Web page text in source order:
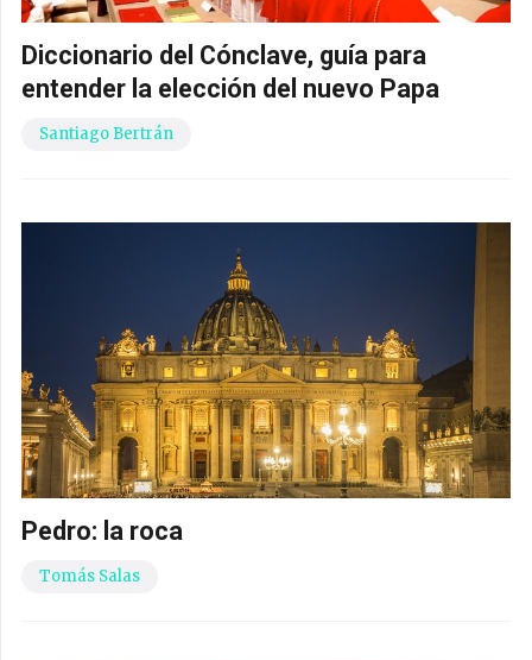
Diccionario del Cónclave, guía para
entender la elección del nuevo Papa
Santiago Bertrán
Pedro: la roca
Tomás Salas